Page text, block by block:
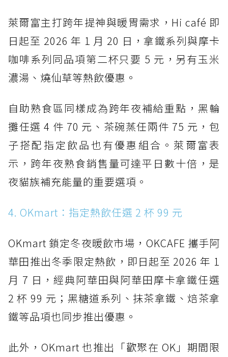
萊爾富主打跨年提神與暖胃需求，Hi café 即
日起至 2026 年 1 月 20 日，拿鐵系列與摩卡
咖啡系列同品項第二杯只要 5 元，另有玉米
濃湯、燒仙草等熱飲優惠。
自助熟食區同樣成為跨年夜補給重點，黑輪
攤任選 4 件 70 元、茶碗蒸任兩件 75 元，包
子搭配指定飲品也有優惠組合。萊爾富表
示，跨年夜熟食銷售量可達平日數十倍，是
夜貓族補充能量的重要選項。
4. OKmart：指定熱飲任選 2 杯 99 元
OKmart 鎖定冬夜暖飲市場，OKCAFE 攜手阿
華田推出冬季限定熱飲，即日起至 2026 年 1
月 7 日，經典阿華田與阿華田摩卡拿鐵任選
2 杯 99 元；黑糖道系列、抹茶拿鐵、焙茶拿
鐵等品項也同步推出優惠。
此外，OKmart 也推出「歡聚在 OK」期間限